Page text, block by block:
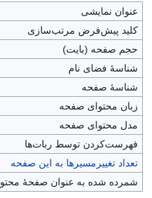
ناوبری
جستجو
عنوان نمایشی
کلید پیش‌فرض مرتب‌سازی
حجم صفحه (بایت)
شناسهٔ فضای نام
شناسهٔ صفحه
زبان محتوای صفحه
مدل محتوای صفحه
‌فهرست‌کردن توسط ربات‌ها
تعداد تغییرمسیرها به این صفحه
شمرده شده به عنوان صفحهٔ